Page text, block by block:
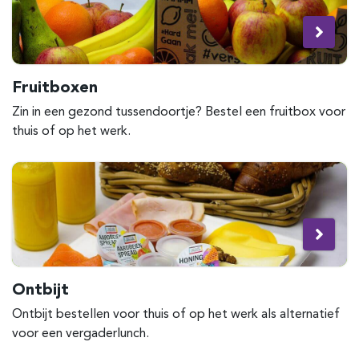
Fruitboxen
Zin in een gezond tussendoortje? Bestel een fruitbox voor
thuis of op het werk.
Ontbijt
Ontbijt bestellen voor thuis of op het werk als alternatief
voor een vergaderlunch.